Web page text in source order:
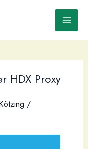
HDX Proxy
/